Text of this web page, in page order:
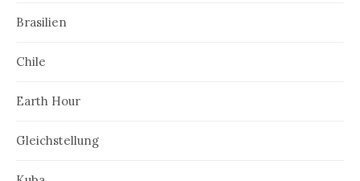
Brasilien
Chile
Earth Hour
Gleichstellung